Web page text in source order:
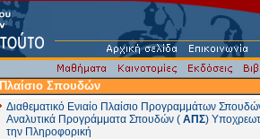
Πλαίσιο Σπουδών
Διαθεματικό Ενιαίο Πλαίσιο Προγραμμάτων
Αναλυτικά Προγράμματα Σπουδών ( ΑΠΣ)
την Πληροφορική